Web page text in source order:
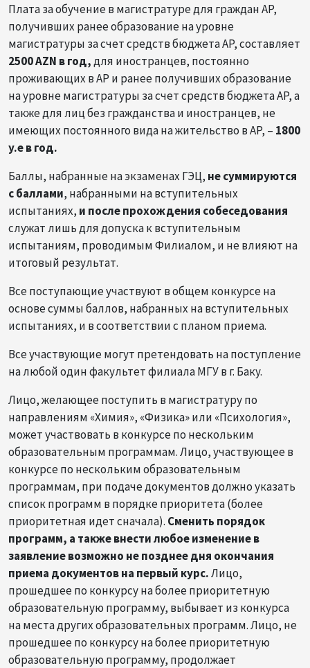
Плата за обучение в магистратуре для граждан АР,
получивших ранее образование на уровне
магистратуры за счет средств бюджета АР, составляет
2500 AZN в год,для иностранцев, постоянно
проживающих в АР и ранее получивших образование
на уровне магистратуры за счет средств бюджета АР, а
также для лиц без гражданства и иностранцев, не
имеющих постоянного вида на жительство в АР, – 1800
у.е в год.
Баллы, набранные на экзаменах ГЭЦ, не суммируются
с баллами, набранными на вступительных
испытаниях, и после прохождения собеседования
служат лишь для допуска к вступительным
испытаниям, проводимым Филиалом, и не влияют на
итоговый результат.
Все поступающие участвуют в общем конкурсе на
основе суммы баллов, набранных на вступительных
испытаниях, и в соответствии с планом приема.
Все участвующие могут претендовать на поступление
на любой один факультет филиала МГУ в г. Баку.
Лицо, желающее поступить в магистратуру по
направлениям «Химия», «Физика» или «Психология»,
может участвовать в конкурсе по нескольким
образовательным программам. Лицо, участвующее в
конкурсе по нескольким образовательным
программам, при подаче документов должно указать
список программ в порядке приоритета (более
приоритетная идет сначала). Сменить порядок
программ, а также внести любое изменение в
заявление возможно не позднее дня окончания
приема документов на первый курс.Лицо,
прошедшее по конкурсу на более приоритетную
образовательную программу, выбывает из конкурса
на места других образовательных программ. Лицо, не
прошедшее по конкурсу на более приоритетную
образовательную программу, продолжает